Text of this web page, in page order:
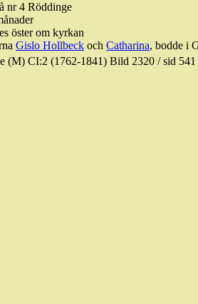
nr 4 Röddinge
öster om kyrkan
Gislo Hollbeck och Catharina, bodde i
(M) CI:2 (1762-1841) Bild 2320 / sid